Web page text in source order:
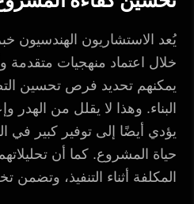
يُعد الاستشاريون الهندسيون
خلال اعتماد منهجيات متقدمة
يمكنهم تحديد فرص تحسين
البناء. وهذا لا يقلل من
يؤدي أيضًا إلى توفير كبير في
حياة المشروع. كما أن
المكلفة أثناء التنفيذ، وتضمن